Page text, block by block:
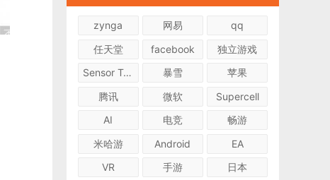
zynga 网易
qq
任天堂
facebook
独立游戏
Sensor Tower
暴雪
苹果
腾讯
微软
Supercell
AI
电竞
畅游
米哈游
Android
EA
VR
手游
日本